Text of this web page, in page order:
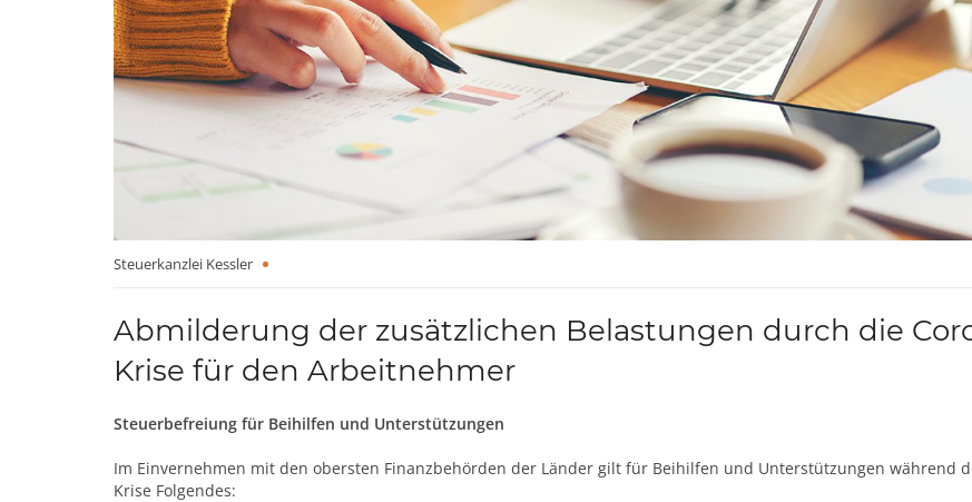
Steuerkanzlei Kessler
Abmilderung der zusätzlichen Belastungen durch die
Krise für den Arbeitnehmer
Steuerbefreiung für Beihilfen und Unterstützungen
Im Einvernehmen mit den obersten Finanzbehörden der Länder gilt für Beihilfen und Unterstützungen während
Krise Folgendes: